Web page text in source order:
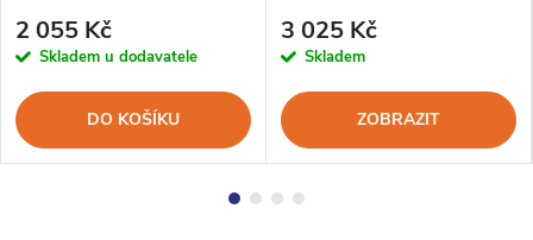
2 055 Kč
Skladem u dodavatele
DO KOŠÍKU
3 025 Kč
Skladem
ZOBRAZIT